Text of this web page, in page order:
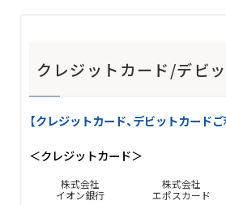
クレジットカード/デビ
【クレジットカード、デビットカード
＜クレジットカード＞
株式会社
イオン銀行
株式会社
エポスカード